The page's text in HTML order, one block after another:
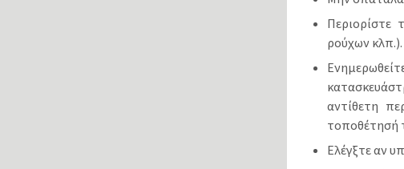
Περιορίστε
ρούχων κλπ.).
αντίθετη
τοποθέτησή
Ελέγξτε αν